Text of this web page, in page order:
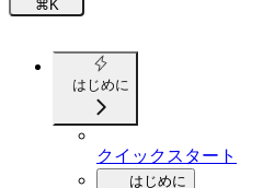
⌘ K
はじめに
クイックスタート
はじめに